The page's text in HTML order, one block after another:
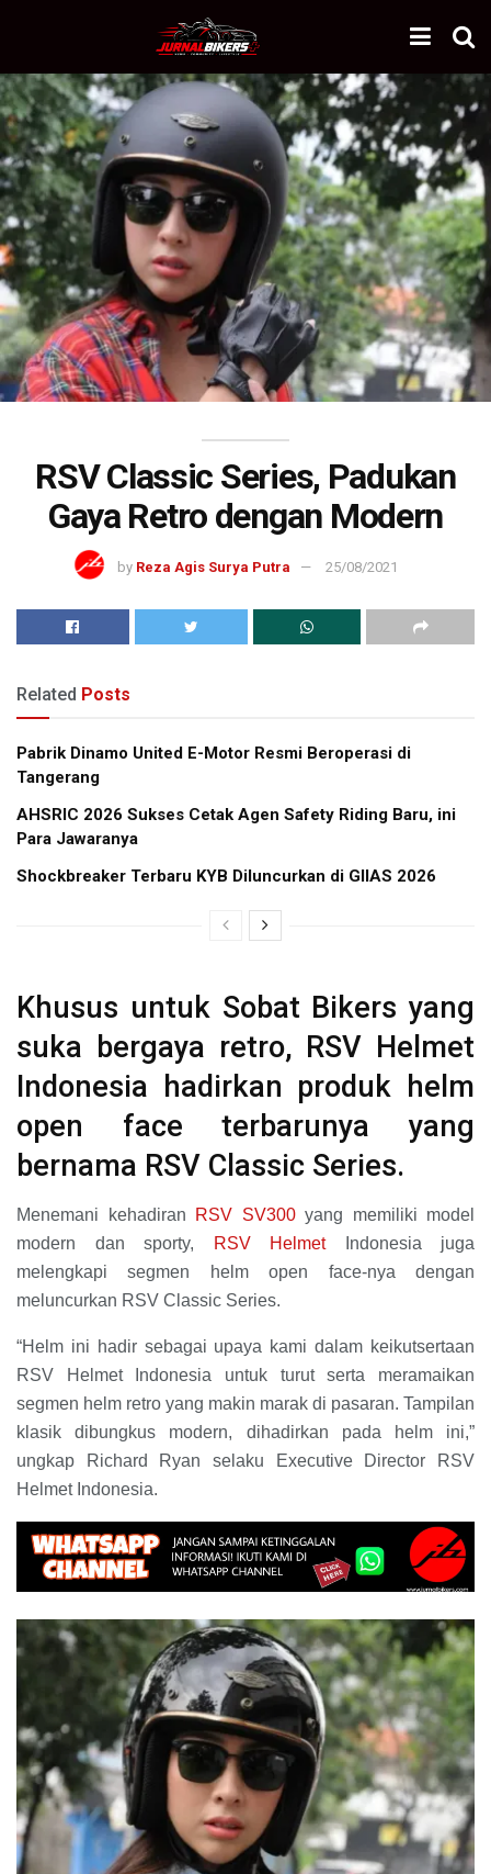
RSV Classic Series, Padukan
Gaya Retro dengan Modern
by Reza Agis Surya Putra 25/08/2021
Related Posts
Pabrik Dinamo United E-Motor Resmi Beroperasi di
Tangerang
AHSRIC 2026 Sukses Cetak Agen Safety Riding Baru, ini
Para Jawaranya
Shockbreaker Terbaru KYB Diluncurkan di GIIAS 2026
Khusus untuk Sobat Bikers yang
suka bergaya retro, RSV Helmet
Indonesia hadirkan produk helm
open face terbarunya yang
bernama RSV Classic Series.
Menemani kehadiran RSV SV300yang memiliki model
modern dan sporty,
RSV HelmetIndonesia juga
melengkapi segmen helm open face-nya dengan
meluncurkan RSV Classic Series.
“Helm ini hadir sebagai upaya kami dalam keikutsertaan
RSV Helmet Indonesia untuk turut serta meramaikan
segmen helm retro yang makin marak di pasaran. Tampilan
klasik dibungkus modern, dihadirkan pada helm ini,”
ungkap Richard Ryan selaku Executive Director RSV
Helmet Indonesia.